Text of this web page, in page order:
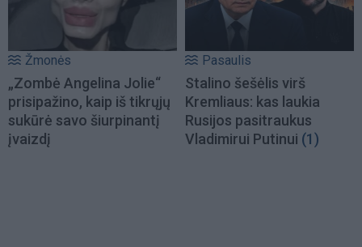
Žmonės
„Zombė Angelina Jolie“
prisipažino, kaip iš tikrųjų
sukūrė savo šiurpinantį
įvaizdį
Pasaulis
Stalino šešėlis virš
Kremliaus: kas laukia
Rusijos pasitraukus
Vladimirui Putinui (1)